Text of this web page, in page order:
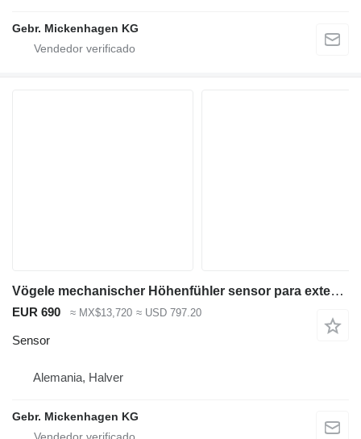
Gebr. Mickenhagen KG
Vögele mechanischer Höhenfühler sensor para extendedora de asfalto
EUR 690 ≈ MX$13,720 ≈ USD 797.20
Sensor
Alemania, Halver
Gebr. Mickenhagen KG